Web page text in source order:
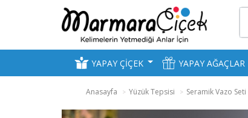
YAPAY ÇİÇEK YAPAY AĞAÇLAR
Anasayfa Yüzük Tepsisi Seramik Vazo Seti